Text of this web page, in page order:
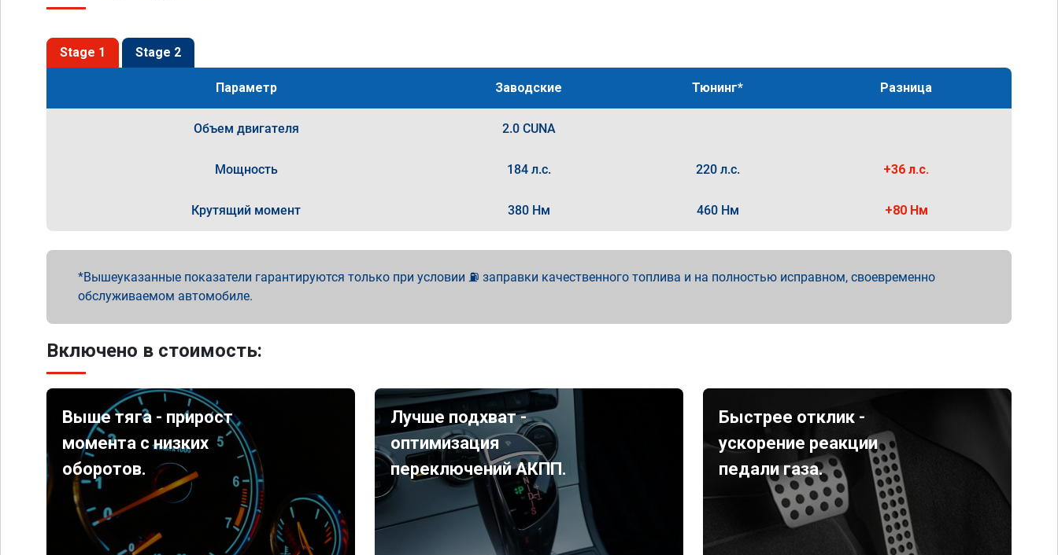
Stage 1 Stage 2
Параметр Заводские Тюнинг* Разница
Объем двигателя 2.0 CUNA
Мощность 184 л.с. 220 л.с. +36 л.с.
Крутящий момент 380 Нм 460 Нм +80 Нм
Вышеуказанные показатели гарантируются только при условии ⛽ заправки качественного топлива и на полностью исправном, своевременно
обслуживаемом автомобиле.
Включено в стоимость:
Выше тяга - прирост
момента с низких
оборотов.
Лучше подхват -
оптимизация
переключений АКПП.
Быстрее отклик -
ускорение реакции
педали газа.